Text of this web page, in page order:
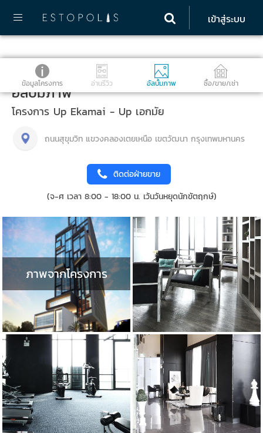
เข้าสู่ระบบ
ข้อมูลโครงการ อ่านรีวิว อัลบั้มภาพ ซื้อ/ขาย/เช่า
อัลบั้มภาพ
โครงการ Up Ekamai - Up เอกมัย
ถนนสุขุมวิท แขวงคลองเตยเหนือ เขตวัฒนา กรุงเทพมหานคร
ติดต่อฝ่ายขาย
(จ-ศ เวลา 8:00 - 18:00 น. เว้นวันหยุดนักขัตฤกษ์)
ภาพจากโครงการ